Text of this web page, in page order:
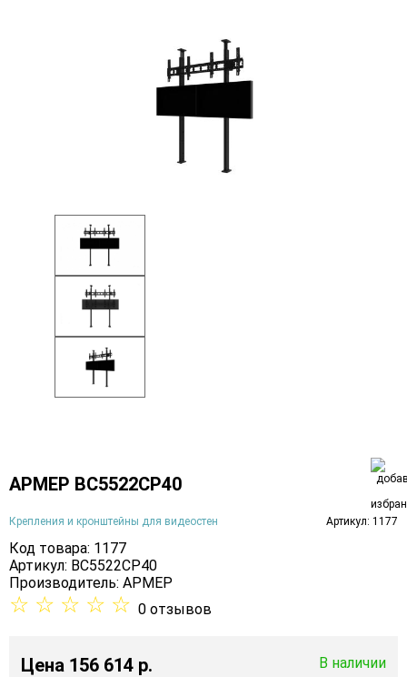
АРМЕР ВС5522СР40
Крепления и кронштейны для видеостен Артикул: 1177
Код товара: 1177
Артикул: ВС5522СР40
Производитель: АРМЕР
☆ ☆ ☆ ☆ ☆ 0 отзывов
Цена 156 614 p. В наличии